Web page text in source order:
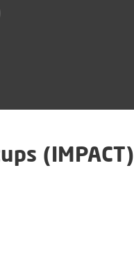
(IMPACT)